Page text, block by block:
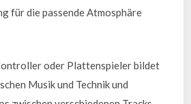
für die passende Atmosphäre
oder Plattenspieler bildet
Musik und Technik und